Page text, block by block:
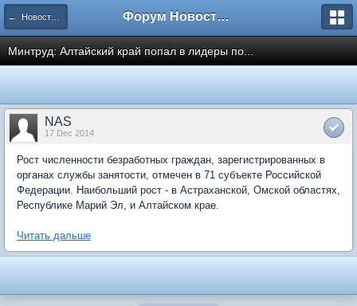
← Новости рынка недвижимости Форум Новостройки
Минтруд: Алтайский край попал в лидеры по...
NAS
17 Dec 2014
Рост численности безработных граждан, зарегистрированных в
органах службы занятости, отмечен в 71 субъекте Российской
Федерации. Наибольший рост - в Астраханской, Омской областях,
Республике Марий Эл, и Алтайском крае.
Читать дальше